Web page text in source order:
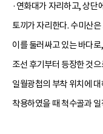
·연화대가 자리하고, 상단
토끼가 자리한다. 수미산
이를 둘러싸고 있는 바다
조선 후기부터 등장한 것
일월광첩의 부착 위치에
착용하였을 때 척수골과